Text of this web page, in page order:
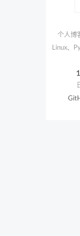
个人博
Linux、